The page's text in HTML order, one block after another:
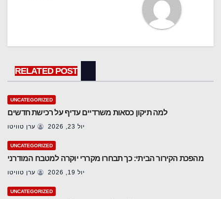
RELATED POST
UNCATEGORIZED
למה תיקון כסאות משרדיים עדיף על רכישת חדשים
יול 23, 2026 ערן טוויטו
UNCATEGORIZED
מהפכת הקירור הביתי: כך תבחרו מקררי יוקרה למטבח המודרני
יול 19, 2026 ערן טוויטו
UNCATEGORIZED